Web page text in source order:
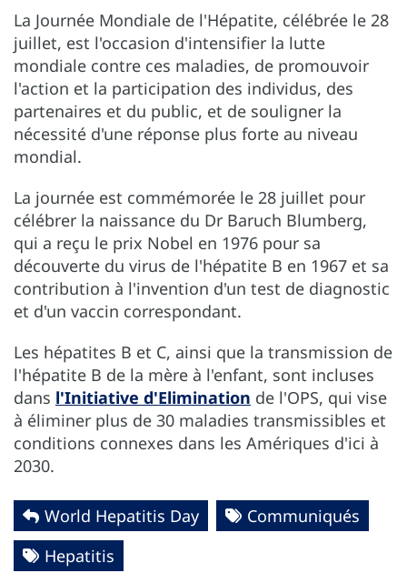
La Journée Mondiale de l'Hépatite, célébrée le 28
juillet, est l'occasion d'intensifier la lutte
mondiale contre ces maladies, de promouvoir
l'action et la participation des individus, des
partenaires et du public, et de souligner la
nécessité d'une réponse plus forte au niveau
mondial.
La journée est commémorée le 28 juillet pour
célébrer la naissance du Dr Baruch Blumberg,
qui a reçu le prix Nobel en 1976 pour sa
découverte du virus de l'hépatite B en 1967 et sa
contribution à l'invention d'un test de diagnostic
et d'un vaccin correspondant.
Les hépatites B et C, ainsi que la transmission de
l'hépatite B de la mère à l'enfant, sont incluses
dans l'Initiative d'Elimination de l'OPS, qui vise
à éliminer plus de 30 maladies transmissibles et
conditions connexes dans les Amériques d'ici à
2030.
World Hepatitis Day
Communiqués
Hepatitis